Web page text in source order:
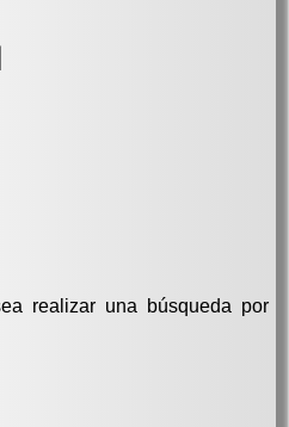
realizar una búsqueda por